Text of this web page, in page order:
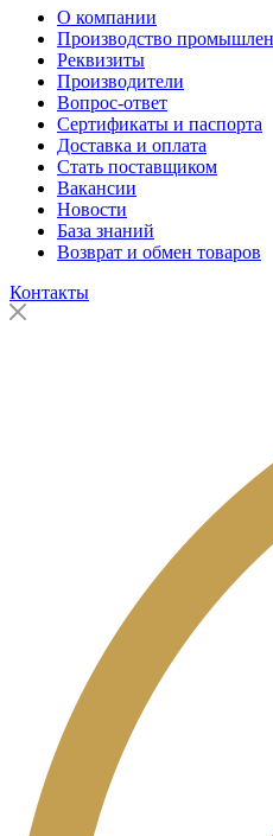
О компании
Производство
Реквизиты
Производители
Вопрос-ответ
Сертификаты и паспорта
Доставка и оплата
Стать поставщиком
Вакансии
Новости
База знаний
Возврат и обмен товаров
Контакты